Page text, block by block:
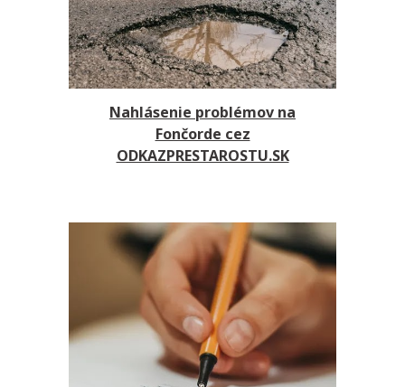
Nahlásenie problémov na
Fončorde cez
ODKAZPRESTAROSTU.SK